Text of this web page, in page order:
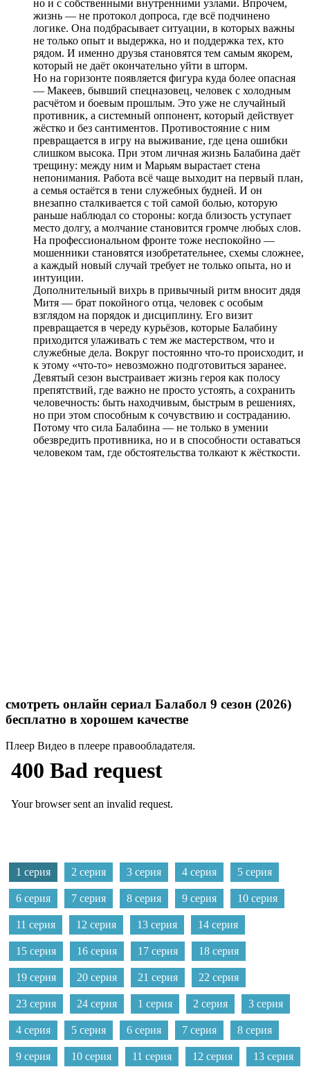
но и с собственными внутренними узлами. Впрочем,
жизнь — не протокол допроса, где всё подчинено
логике. Она подбрасывает ситуации, в которых важны
не только опыт и выдержка, но и поддержка тех, кто
рядом. И именно друзья становятся тем самым якорем,
который не даёт окончательно уйти в шторм.
Но на горизонте появляется фигура куда более опасная
— Макеев, бывший спецназовец, человек с холодным
расчётом и боевым прошлым. Это уже не случайный
противник, а системный оппонент, который действует
жёстко и без сантиментов. Противостояние с ним
превращается в игру на выживание, где цена ошибки
слишком высока. При этом личная жизнь Балабина даёт
трещину: между ним и Марьям вырастает стена
непонимания. Работа всё чаще выходит на первый план,
а семья остаётся в тени служебных будней. И он
внезапно сталкивается с той самой болью, которую
раньше наблюдал со стороны: когда близость уступает
место долгу, а молчание становится громче любых слов.
На профессиональном фронте тоже неспокойно —
мошенники становятся изобретательнее, схемы сложнее,
а каждый новый случай требует не только опыта, но и
интуиции.
Дополнительный вихрь в привычный ритм вносит дядя
Митя — брат покойного отца, человек с особым
взглядом на порядок и дисциплину. Его визит
превращается в череду курьёзов, которые Балабину
приходится улаживать с тем же мастерством, что и
служебные дела. Вокруг постоянно что-то происходит, и
к этому «что-то» невозможно подготовиться заранее.
Девятый сезон выстраивает жизнь героя как полосу
препятствий, где важно не просто устоять, а сохранить
человечность: быть находчивым, быстрым в решениях,
но при этом способным к сочувствию и состраданию.
Потому что сила Балабина — не только в умении
обезвредить противника, но и в способности оставаться
человеком там, где обстоятельства толкают к жёсткости.
смотреть онлайн сериал Балабол 9 сезон (2026)
бесплатно в хорошем качестве
Плеер Видео в плеере правообладателя.
1 серия 2 серия 3 серия 4 серия 5 серия
6 серия 7 серия 8 серия 9 серия 10 серия
11 серия 12 серия 13 серия 14 серия
15 серия 16 серия 17 серия 18 серия
19 серия 20 серия 21 серия 22 серия
23 серия 24 серия 1 серия 2 серия 3 серия
4 серия 5 серия 6 серия 7 серия 8 серия
9 серия 10 серия 11 серия 12 серия 13 серия